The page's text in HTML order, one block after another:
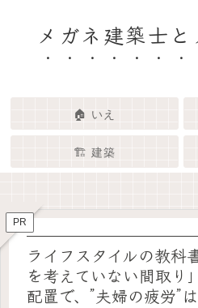
メガネ建築士
🏠 いえ
🏗️ 建築
🏠✨ 建築士と考える「いい家」
🏗️✨ 建築 × エンタメで、暮らし
PR
ライフスタイルの教科
を考えていない間取
配置で、”夫婦の疲労”